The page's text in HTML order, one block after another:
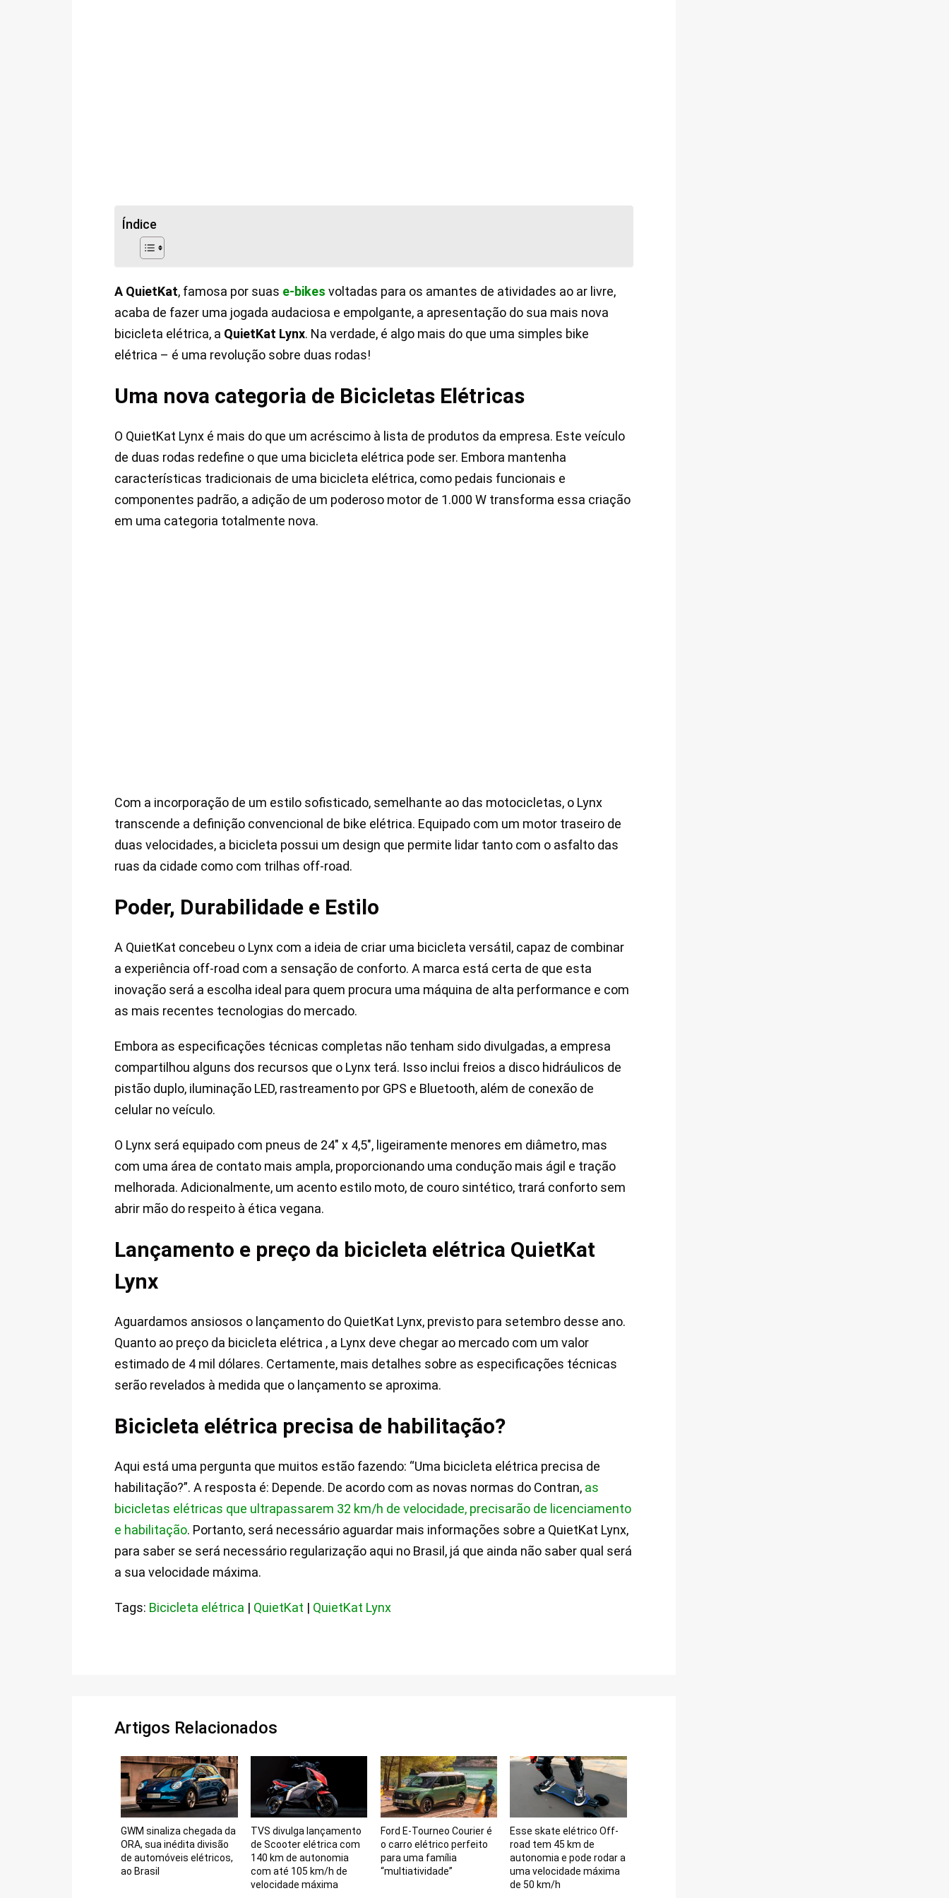
Índice
A QuietKat, famosa por suas e-bikes voltadas para os amantes de atividades ao ar livre,
acaba de fazer uma jogada audaciosa e empolgante, a apresentação do sua mais nova
bicicleta elétrica, a QuietKat Lynx. Na verdade, é algo mais do que uma simples bike
elétrica – é uma revolução sobre duas rodas!
Uma nova categoria de Bicicletas Elétricas
O QuietKat Lynx é mais do que um acréscimo à lista de produtos da empresa. Este veículo
de duas rodas redefine o que uma bicicleta elétrica pode ser. Embora mantenha
características tradicionais de uma bicicleta elétrica, como pedais funcionais e
componentes padrão, a adição de um poderoso motor de 1.000 W transforma essa criação
em uma categoria totalmente nova.
Com a incorporação de um estilo sofisticado, semelhante ao das motocicletas, o Lynx
transcende a definição convencional de bike elétrica. Equipado com um motor traseiro de
duas velocidades, a bicicleta possui um design que permite lidar tanto com o asfalto das
ruas da cidade como com trilhas off-road.
Poder, Durabilidade e Estilo
A QuietKat concebeu o Lynx com a ideia de criar uma bicicleta versátil, capaz de combinar
a experiência off-road com a sensação de conforto. A marca está certa de que esta
inovação será a escolha ideal para quem procura uma máquina de alta performance e com
as mais recentes tecnologias do mercado.
Embora as especificações técnicas completas não tenham sido divulgadas, a empresa
compartilhou alguns dos recursos que o Lynx terá. Isso inclui freios a disco hidráulicos de
pistão duplo, iluminação LED, rastreamento por GPS e Bluetooth, além de conexão de
celular no veículo.
O Lynx será equipado com pneus de 24″ x 4,5″, ligeiramente menores em diâmetro, mas
com uma área de contato mais ampla, proporcionando uma condução mais ágil e tração
melhorada. Adicionalmente, um acento estilo moto, de couro sintético, trará conforto sem
abrir mão do respeito à ética vegana.
Lançamento e preço da bicicleta elétrica QuietKat
Lynx
Aguardamos ansiosos o lançamento do QuietKat Lynx, previsto para setembro desse ano.
Quanto ao preço da bicicleta elétrica , a Lynx deve chegar ao mercado com um valor
estimado de 4 mil dólares. Certamente, mais detalhes sobre as especificações técnicas
serão revelados à medida que o lançamento se aproxima.
Bicicleta elétrica precisa de habilitação?
Aqui está uma pergunta que muitos estão fazendo: “Uma bicicleta elétrica precisa de
habilitação?”. A resposta é: Depende. De acordo com as novas normas do Contran, as
bicicletas elétricas que ultrapassarem 32 km/h de velocidade, precisarão de licenciamento
e habilitação. Portanto, será necessário aguardar mais informações sobre a QuietKat Lynx,
para saber se será necessário regularização aqui no Brasil, já que ainda não saber qual será
a sua velocidade máxima.
Tags: Bicicleta elétrica | QuietKat | QuietKat Lynx
Artigos Relacionados
GWM sinaliza chegada da
ORA, sua inédita divisão
de automóveis elétricos,
ao Brasil
TVS divulga lançamento
de Scooter elétrica com
140 km de autonomia
com até 105 km/h de
velocidade máxima
Ford E-Tourneo Courier é
o carro elétrico perfeito
para uma família
“multiatividade”
Esse skate elétrico Off-
road tem 45 km de
autonomia e pode rodar a
uma velocidade máxima
de 50 km/h